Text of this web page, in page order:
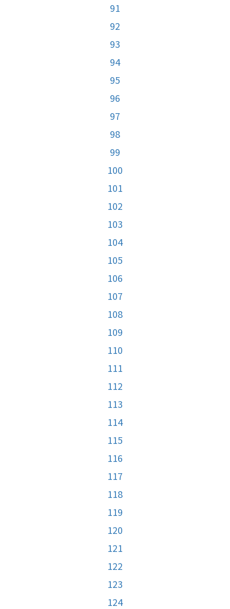
91
92
93
94
95
96
97
98
99
100
101
102
103
104
105
106
107
108
109
110
111
112
113
114
115
116
117
118
119
120
121
122
123
124